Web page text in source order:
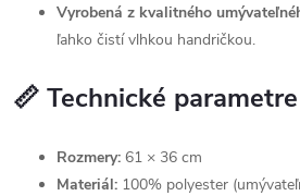
Vyrobená z kvalitného
ľahko čistí vlhkou handričkou.
📏 Technické parametre
Rozmery: 61 × 36 cm
Materiál: 100% polyester